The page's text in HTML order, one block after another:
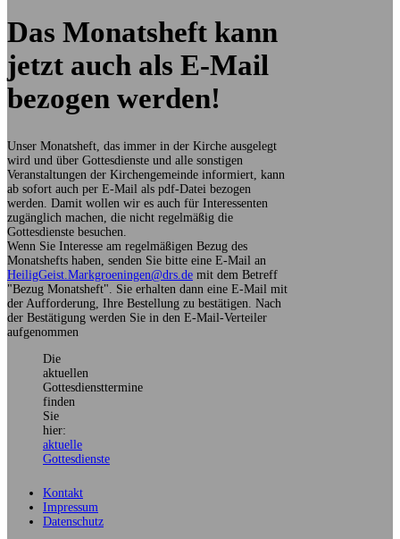
Das Monatsheft kann
jetzt auch als E-Mail
bezogen werden!
Unser Monatsheft, das immer in der Kirche ausgelegt
wird und über Gottesdienste und alle sonstigen
Veranstaltungen der Kirchengemeinde informiert, kann
ab sofort auch per E-Mail als pdf-Datei bezogen
werden. Damit wollen wir es auch für Interessenten
zugänglich machen, die nicht regelmäßig die
Gottesdienste besuchen.
Wenn Sie Interesse am regelmäßigen Bezug des
Monatshefts haben, senden Sie bitte eine E-Mail an
HeiligGeist.Markgroeningen@drs.de mit dem Betreff
"Bezug Monatsheft". Sie erhalten dann eine E-Mail mit
der Aufforderung, Ihre Bestellung zu bestätigen. Nach
der Bestätigung werden Sie in den E-Mail-Verteiler
aufgenommen
Die
aktuellen
Gottesdiensttermine
finden
Sie
hier:
aktuelle
Gottesdienste
Kontakt
Impressum
Datenschutz